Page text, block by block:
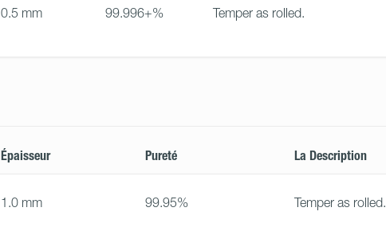
0.5 mm 99.996+% Temper as rolled.
Épaisseur Pureté La Description
1.0 mm 99.95% Temper as rolled.